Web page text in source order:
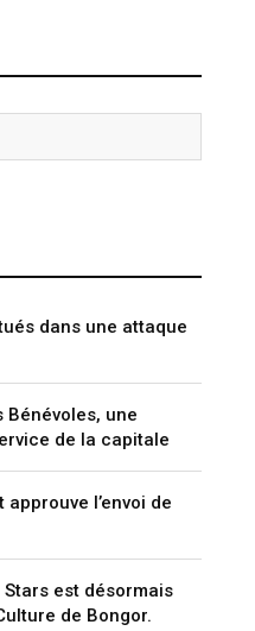
dans une attaque
Bénévoles, une
de la capitale
approuve l’envoi de
est désormais
de Bongor.